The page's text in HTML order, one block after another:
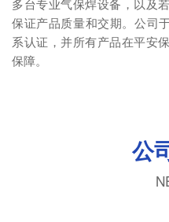
多台专业气保焊设备，以及
保证产品质量和交期。公司
系认证，并所有产品在平安
保障。
公